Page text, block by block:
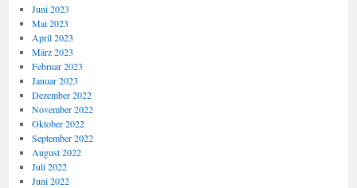
Juni 2023
Mai 2023
April 2023
März 2023
Februar 2023
Januar 2023
Dezember 2022
November 2022
Oktober 2022
September 2022
August 2022
Juli 2022
Juni 2022